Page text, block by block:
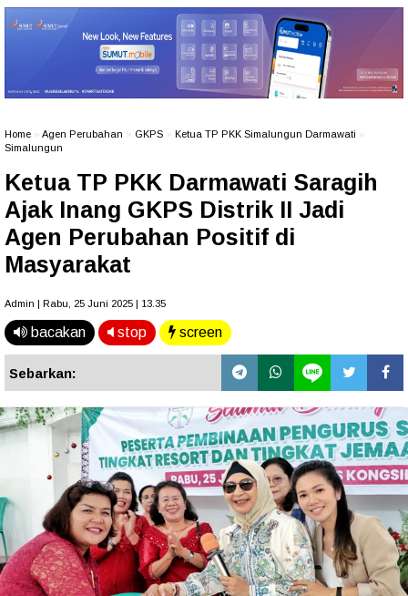
Home Agen Perubahan GKPS Ketua TP PKK Simalungun Darmawati
Simalungun
Ketua TP PKK Darmawati Saragih
Ajak Inang GKPS Distrik II Jadi
Agen Perubahan Positif di
Masyarakat
Admin | Rabu, 25 Juni 2025 | 13.35
bacakan stop screen
Sebarkan: